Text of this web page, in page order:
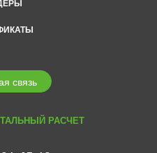
связь
РАСЧЕТ